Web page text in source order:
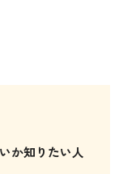
か知りたい人